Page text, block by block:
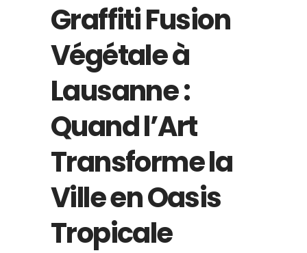
Graffiti Fusion
Végétale à
Lausanne :
Quand l’Art
Transforme la
Ville en Oasis
Tropicale